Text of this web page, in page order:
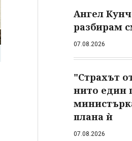
Ангел
разбирам
07.08.2026
"Страхът
нито един
плана ѝ
07.08.2026